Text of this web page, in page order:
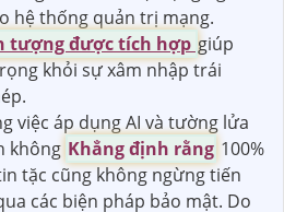
hệ thống quản trị mạng.
tượng được tích hợp giúp
khỏi sự xâm nhập trái
việc áp dụng AI và tường lửa
không Khẳng định rằng 100%
tặc cũng không ngừng tiến
các biện pháp bảo mật. Do